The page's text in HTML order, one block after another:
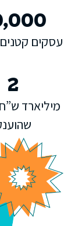
,000
עסקים קטנים
2
מיליארד